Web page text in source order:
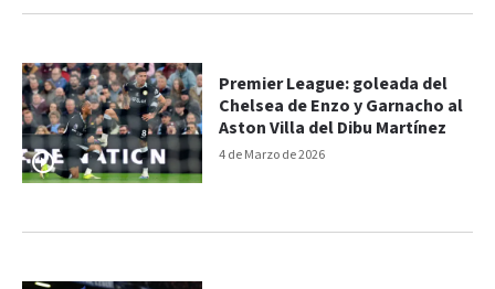
4 de Marzo de 2026
Premier League: goleada del
Chelsea de Enzo y Garnacho al
Aston Villa del Dibu Martínez